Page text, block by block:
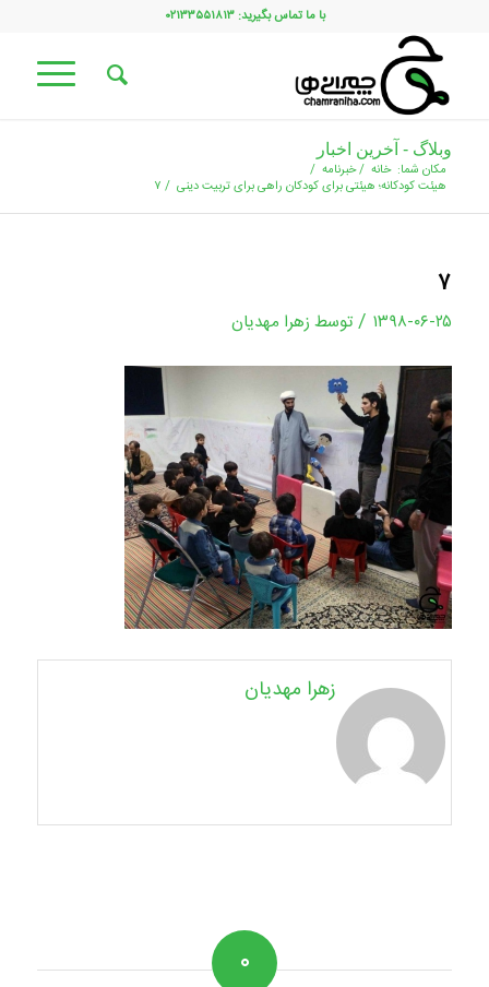
با ما تماس بگیرید: ۰۲۱۳۳۵۵۱۸۱۳
وبلاگ - آخرین اخبار
مکان شما: خانه /خبرنامه /
هیئت کودکانه؛ هیئتی برای کودکان راهی برای تربیت دینی / ۷
۷
۱۳۹۸-۰۶-۲۵ / توسط زهرا مهدیان
زهرا مهدیان
۰